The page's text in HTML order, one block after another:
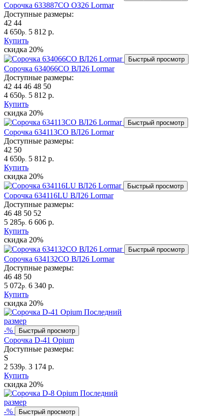
Сорочка 633887CO ОЗ26 Lormar
Доступные размеры:
42 44
4 650р. 5 812 р.
Купить
скидка 20%
Быстрый просмотр
Сорочка 634066CO ВЛ26 Lormar
Доступные размеры:
42 44 46 48 50
4 650р. 5 812 р.
Купить
скидка 20%
Быстрый просмотр
Сорочка 634113CO ВЛ26 Lormar
Доступные размеры:
42 50
4 650р. 5 812 р.
Купить
скидка 20%
Быстрый просмотр
Сорочка 634116LU ВЛ26 Lormar
Доступные размеры:
46 48 50 52
5 285р. 6 606 р.
Купить
скидка 20%
Быстрый просмотр
Сорочка 634132CO ВЛ26 Lormar
Доступные размеры:
46 48 50
5 072р. 6 340 р.
Купить
скидка 20%
Последний
размер
-%
Быстрый просмотр
Сорочка D-41 Opium
Доступные размеры:
S
2 539р. 3 174 р.
Купить
скидка 20%
Последний
размер
-%
Быстрый просмотр